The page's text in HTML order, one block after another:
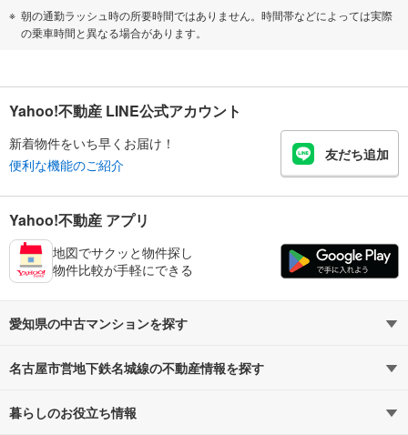
朝の通勤ラッシュ時の所要時間ではありません。時間帯などによっては実際
の乗車時間と異なる場合があります。
Yahoo!不動産 LINE公式アカウント
新着物件をいち早くお届け！
便利な機能のご紹介
友だち追加
Yahoo!不動産 アプリ
地図でサクッと物件探し
物件比較が手軽にできる
愛知県の中古マンションを探す
路線・駅から探す 地域から探す
通勤・通学時間から探す
名古屋市営地下鉄名城線の不動産情報を探す
不動産・住宅
暮らしのお役立ち情報